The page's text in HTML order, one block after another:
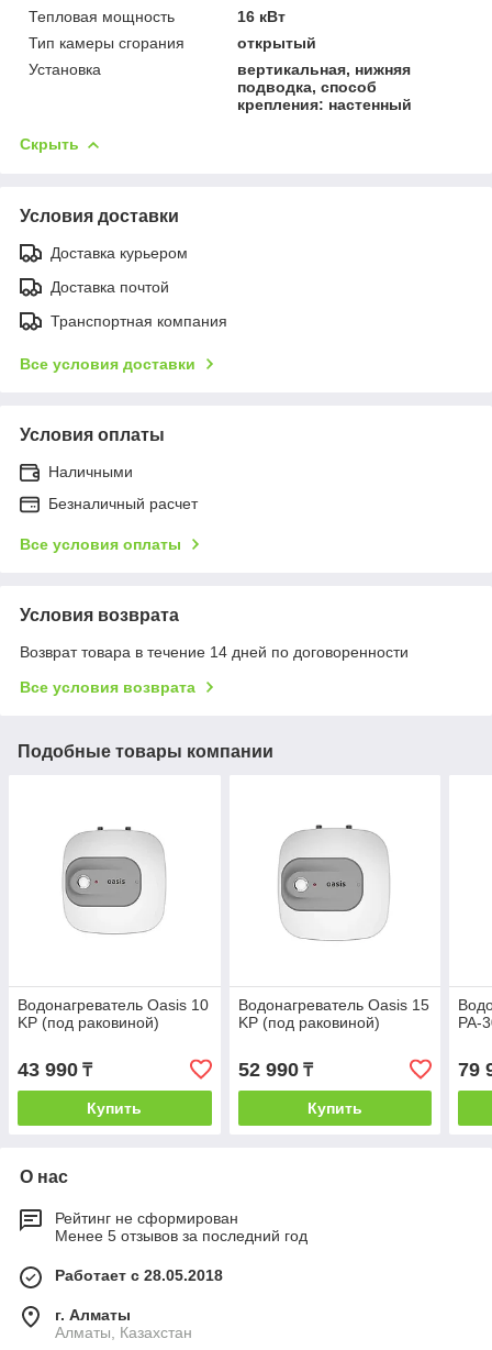
Тепловая мощность
16 кВт
Тип камеры сгорания
открытый
Установка
вертикальная, нижняя
подводка, способ
крепления: настенный
Скрыть
Условия доставки
Доставка курьером
Доставка почтой
Транспортная компания
Все условия доставки
Условия оплаты
Наличными
Безналичный расчет
Все условия оплаты
Условия возврата
Возврат товара в течение 14 дней по договоренности
Все условия возврата
Подобные товары компании
Водонагреватель Oasis 10
KP (под раковиной)
43 990 ₸
Купить
Водонагреватель Oasis 15
KP (под раковиной)
52 990₸
Купить
PA-
79
О нас
Рейтинг не сформирован
Менее 5 отзывов за последний год
Работает с 28.05.2018
г. Алматы
Алматы, Казахстан